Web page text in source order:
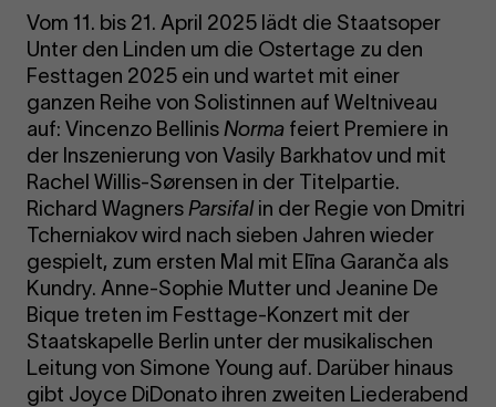
Vom 11. bis 21. April 2025 lädt die Staatsoper
Unter den Linden um die Ostertage zu den
Festtagen 2025 ein und wartet mit einer
ganzen Reihe von Solistinnen auf Weltniveau
auf: Vincenzo Bellinis Norma feiert Premiere in
der Inszenierung von Vasily Barkhatov und mit
Rachel Willis-Sørensen in der Titelpartie.
Richard Wagners Parsifalin der Regie von Dmitri
Tcherniakov wird nach sieben Jahren wieder
gespielt, zum ersten Mal mit Elīna Garanča als
Kundry. Anne-Sophie Mutter und Jeanine De
Bique treten im Festtage-Konzert mit der
Staatskapelle Berlin unter der musikalischen
Leitung von Simone Young auf. Darüber hinaus
gibt Joyce DiDonato ihren zweiten Liederabend